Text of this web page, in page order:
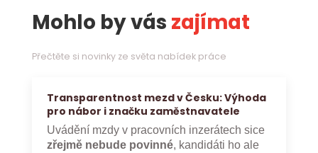
Mohlo by vás zajímat
Přečtěte si novinky ze světa nabídek práce
Transparentnost mezd v Česku: Výhoda
pro nábor i značku zaměstnavatele
Uvádění mzdy v pracovních inzerátech sice
zřejmě nebude povinné, kandidáti ho ale